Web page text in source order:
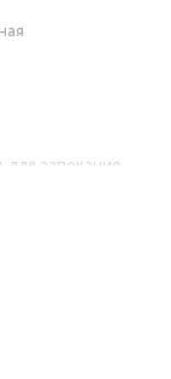
для запекания